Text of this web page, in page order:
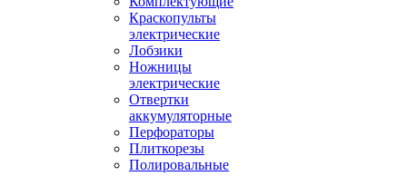
Краскопульты
электрические
Лобзики
Ножницы
электрические
Отвертки
аккумуляторные
Перфораторы
Плиткорезы
Полировальные